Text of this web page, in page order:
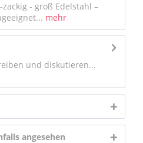
- groß Edelstahl –
mehr
und diskutieren...
angesehen